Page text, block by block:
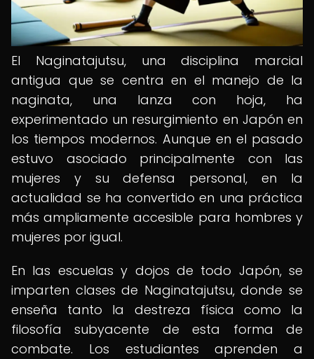
El Naginatajutsu, una disciplina marcial
antigua que se centra en el manejo de la
naginata, una lanza con hoja, ha
experimentado un resurgimiento en Japón en
los tiempos modernos. Aunque en el pasado
estuvo asociado principalmente con las
mujeres y su defensa personal, en la
actualidad se ha convertido en una práctica
más ampliamente accesible para hombres y
mujeres por igual.
En las escuelas y dojos de todo Japón, se
imparten clases de Naginatajutsu, donde se
enseña tanto la destreza física como la
filosofía subyacente de esta forma de
combate. Los estudiantes aprenden a